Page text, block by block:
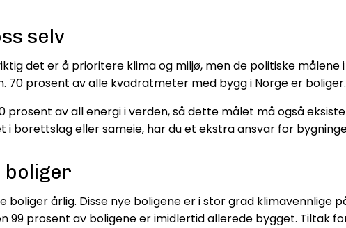
selv
det er å prioritere klima og miljø, men de politiske
70 prosent av alle kvadratmeter med bygg i Norge er boliger.
av all energi i verden, så dette målet må også
i borettslag eller sameie, har du et ekstra ansvar for
boliger
årlig. Disse nye boligene er i stor grad klimavennlige
99 prosent av boligene er imidlertid allerede bygget. Tiltak